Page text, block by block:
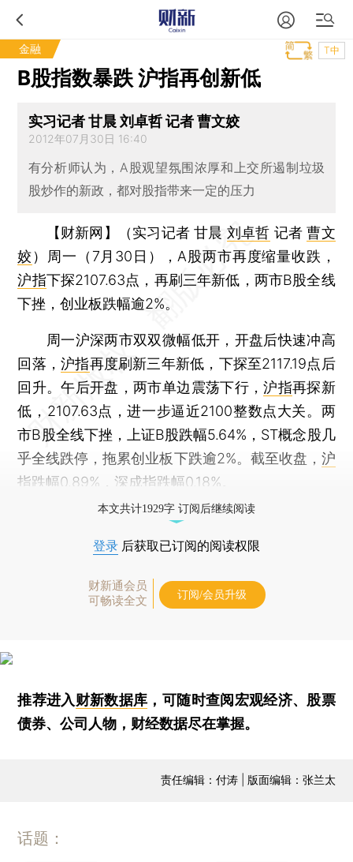
金融 T中
B股指数暴跌 沪指再创新低
实习记者 甘晨 刘卓哲 记者 曹文姣
2012年07月30日 16:40
有分析师认为，A股观望氛围浓厚和上交所遏制垃圾
股炒作的新政，都对股指带来一定的压力
【财新网】（实习记者 甘晨 刘卓哲 记者曹文
姣） 周一（7月30日），A股两市再度缩量收跌，
沪指下探2107.63点，再刷三年新低，两市B股全线
下挫，创业板跌幅逾2%。
周一沪深两市双双微幅低开，开盘后快速冲高
回落，沪指再度刷新三年新低，下探至2117.19点后
回升。午后开盘，两市单边震荡下行，沪指再探新
低，2107.63点，进一步逼近2100整数点大关。两
市B股全线下挫，上证B股跌幅5.64%，ST概念股几
乎全线跌停，拖累创业板下跌逾2%。截至收盘， 沪
指跌幅0.89%，深成指跌幅0.18%。
本文共计1929字 订阅后继续阅读
登录 后获取已订阅的阅读权限
财新通会员
可畅读全文
订阅/会员升级
推荐进入财新数据库 ，可随时查阅宏观经济、股票
债券、公司人物，财经数据尽在掌握。
责任编辑：付涛 | 版面编辑：张兰太
话题：